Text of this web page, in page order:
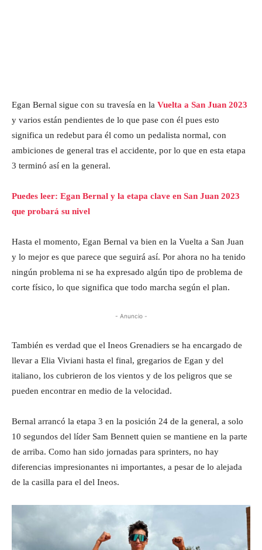
Egan Bernal sigue con su travesía en la Vuelta a San Juan 2023
y varios están pendientes de lo que pase con él pues esto
significa un redebut para él como un pedalista normal, con
ambiciones de general tras el accidente, por lo que en esta etapa
3 terminó así en la general.
Puedes leer: Egan Bernal y la etapa clave en San Juan 2023
que probará su nivel
Hasta el momento, Egan Bernal va bien en la Vuelta a San Juan
y lo mejor es que parece que seguirá así. Por ahora no ha tenido
ningún problema ni se ha expresado algún tipo de problema de
corte físico, lo que significa que todo marcha según el plan.
- Anuncio -
También es verdad que el Ineos Grenadiers se ha encargado de
llevar a Elia Viviani hasta el final, gregarios de Egan y del
italiano, los cubrieron de los vientos y de los peligros que se
pueden encontrar en medio de la velocidad.
Bernal arrancó la etapa 3 en la posición 24 de la general, a solo
10 segundos del líder Sam Bennett quien se mantiene en la parte
de arriba. Como han sido jornadas para sprinters, no hay
diferencias impresionantes ni importantes, a pesar de lo alejada
de la casilla para el del Ineos.